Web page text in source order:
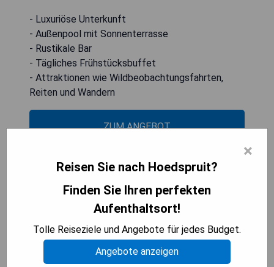
- Luxuriöse Unterkunft
- Außenpool mit Sonnenterrasse
- Rustikale Bar
- Tägliches Frühstücksbuffet
- Attraktionen wie Wildbeobachtungsfahrten,
Reiten und Wandern
ZUM ANGEBOT
Kum Kula Lodge
×
Reisen Sie nach Hoedspruit?
Finden Sie Ihren perfekten
Aufenthaltsort!
Tolle Reiseziele und Angebote für jedes Budget.
Angebote anzeigen